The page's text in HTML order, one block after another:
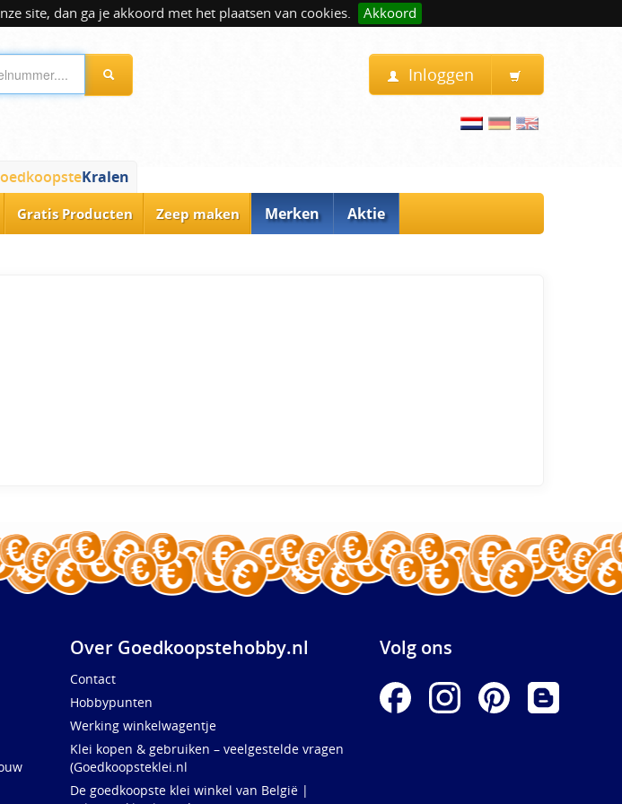
site, dan ga je akkoord met het plaatsen van cookies. Akkoord
Inloggen
Kralen
Gratis Producten Zeep maken Merken Aktie
Over Goedkoopstehobby.nl
Contact
Hobbypunten
Werking winkelwagentje
Klei kopen & gebruiken – veelgestelde vragen
(Goedkoopsteklei.nl
De goedkoopste klei winkel van België |
Volg ons